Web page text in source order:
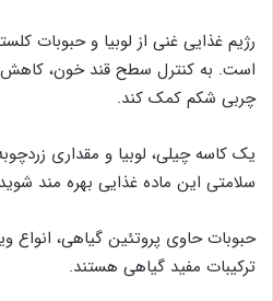
رژیم غذایی غنی از لوبیا و حبوبات
است. به کنترل سطح قند خون،
چربی شکم کمک کند.
یک کاسه چیلی، لوبیا و مقداری
سلامتی این ماده غذایی بهره مند
حبوبات حاوی پروتئین گیاهی، انواع
ترکیبات مفید گیاهی هستند.